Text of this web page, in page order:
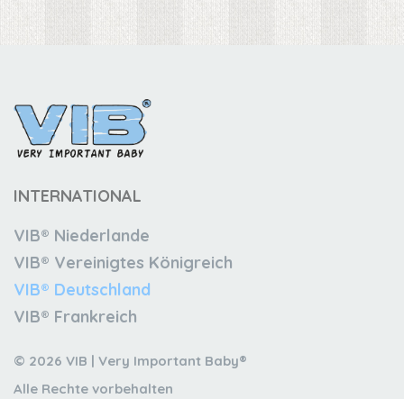
INTERNATIONAL
VIB® Niederlande
VIB® Vereinigtes Königreich
VIB® Deutschland
VIB® Frankreich
© 2026 VIB | Very Important Baby®
Alle Rechte vorbehalten